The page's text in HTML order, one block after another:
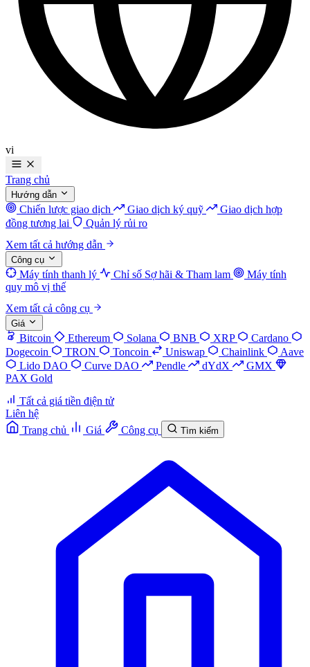
vi
Trang chủ
Hướng dẫn
Chiến lược giao dịch Giao dịch ký quỹ
Giao dịch hợp
đồng tương lai
Quản lý rủi ro
Xem tất cả hướng dẫn
Công cụ
Máy tính thanh lý Chỉ số Sợ hãi & Tham lam
Máy tính
quy mô vị thế
Xem tất cả công cụ
Giá
Bitcoin Ethereum Solana BNB XRP
Cardano
Dogecoin
TRON Toncoin Uniswap Chainlink
Aave
Lido DAO
Curve DAO Pendle dYdX
GMX
PAX Gold
Tất cả giá tiền điện tử
Liên hệ
Trang chủ
Giá Công cụ Tìm kiếm